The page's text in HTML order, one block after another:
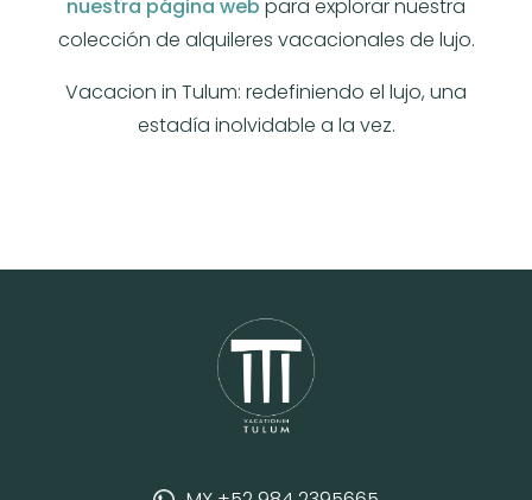
nuestra página web para explorar nuestra
colección de alquileres vacacionales de lujo.
Vacacion in Tulum: redefiniendo el lujo, una
estadía inolvidable a la vez.